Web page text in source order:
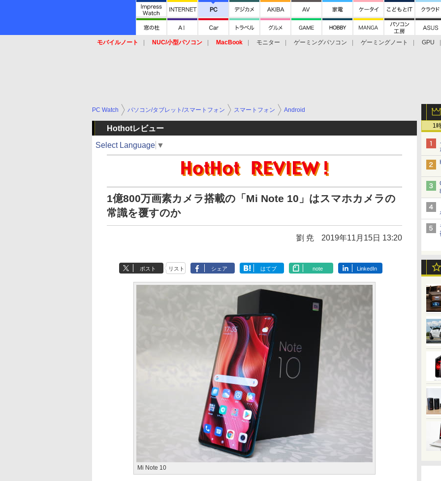
モバイルノート NUC/小型パソコン MacBook モニター ゲーミングパソコン ゲーミングノート
GPU
1
PC Watch パソコン/タブレット/スマートフォン スマートフォン Android
Hothotレビュー
Select Language ▼
1億800万画素カメラ搭載の「Mi Note 10」はスマホカメラの
常識を覆すのか
劉 尭 2019年11月15日 13:20
ポスト リスト シェア はてブ note LinkedIn
Mi Note 10